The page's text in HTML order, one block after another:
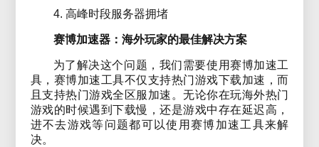
4. 高峰时段服务器拥堵
赛博加速器：海外玩家的最佳解决方案
为了解决这个问题，我们需要使用赛博加速工
具，赛博加速工具不仅支持热门游戏下载加速，而
且支持热门游戏全区服加速。无论你在玩海外热门
游戏的时候遇到下载慢，还是游戏中存在延迟高，
进不去游戏等问题都可以使用赛博加速工具来解
决。